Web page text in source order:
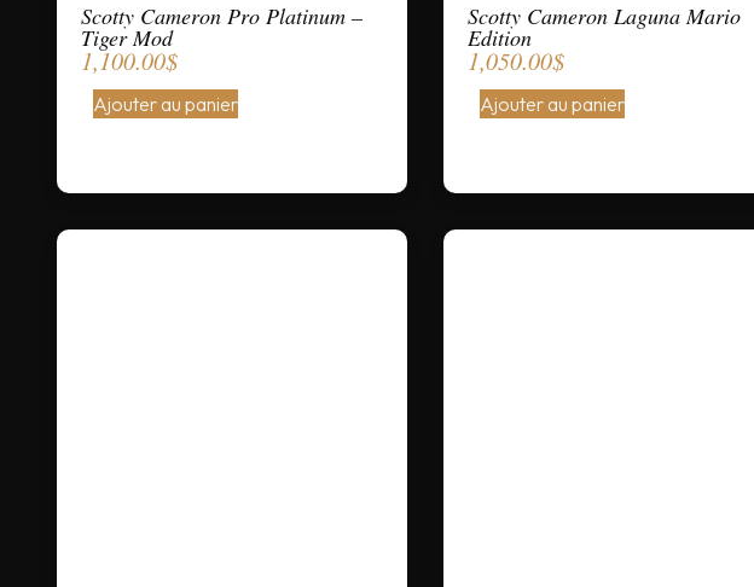
Scotty Cameron Pro Platinum –
Tiger Mod
1,100.00$
Ajouter au panier
Scotty Cameron Laguna Mario
Edition
1,050.00$
Ajouter au panier